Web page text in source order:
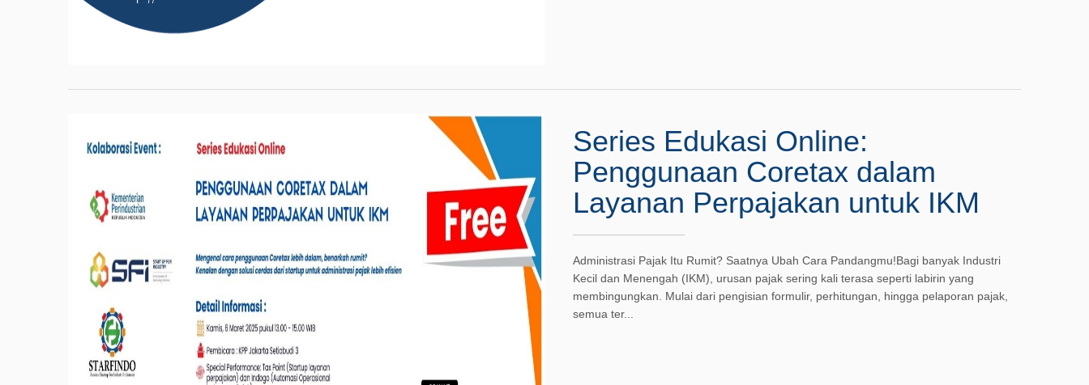
INFORMASI
Series Edukasi Online:
Penggunaan Coretax dalam
Layanan Perpajakan untuk IKM
Administrasi Pajak Itu Rumit? Saatnya Ubah Cara Pandangmu!Bagi banyak Industri
Kecil dan Menengah (IKM), urusan pajak sering kali terasa seperti labirin yang
membingungkan. Mulai dari pengisian formulir, perhitungan, hingga pelaporan pajak,
semua ter...